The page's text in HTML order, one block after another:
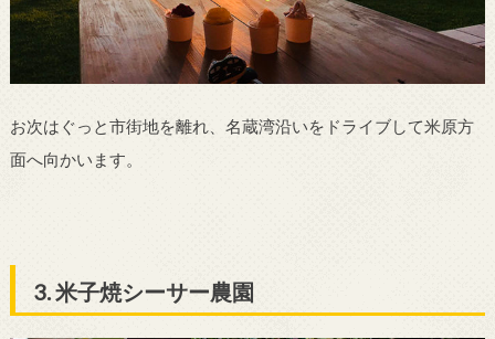
お次はぐっと市街地を離れ、名蔵湾沿いをドライブして米原方
面へ向かいます。
3. 米子焼シーサー農園